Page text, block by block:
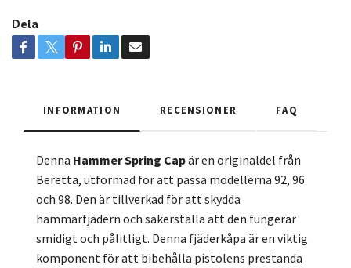
Dela
INFORMATION RECENSIONER FAQ
Denna Hammer Spring Capär en originaldel från
Beretta, utformad för att passa modellerna 92, 96
och 98. Den är tillverkad för att skydda
hammarfjädern och säkerställa att den fungerar
smidigt och pålitligt. Denna fjäderkåpa är en viktig
komponent för att bibehålla pistolens prestanda